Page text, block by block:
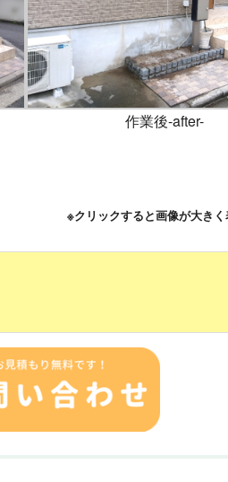
作業後-after-
※クリックすると画像が大き